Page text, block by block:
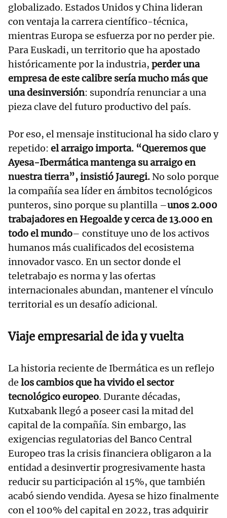
globalizado. Estados Unidos y China lideran
con ventaja la carrera científico-técnica,
mientras Europa se esfuerza por no perder pie.
Para Euskadi, un territorio que ha apostado
históricamente por la industria, perder una
empresa de este calibre sería mucho más que
una desinversión: supondría renunciar a una
pieza clave del futuro productivo del país.
Por eso, el mensaje institucional ha sido claro y
repetido: el arraigo importa. “Queremos que
Ayesa-Ibermática mantenga su arraigo en
nuestra tierra”, insistió Jauregi. No solo porque
la compañía sea líder en ámbitos tecnológicos
punteros, sino porque su plantilla –unos 2.000
trabajadores en Hegoalde y cerca de 13.000 en
todo el mundo– constituye uno de los activos
humanos más cualificados del ecosistema
innovador vasco. En un sector donde el
teletrabajo es norma y las ofertas
internacionales abundan, mantener el vínculo
territorial es un desafío adicional.
Viaje empresarial de ida y vuelta
La historia reciente de Ibermática es un reflejo
de los cambios que ha vivido el sector
tecnológico europeo. Durante décadas,
Kutxabank llegó a poseer casi la mitad del
capital de la compañía. Sin embargo, las
exigencias regulatorias del Banco Central
Europeo tras la crisis financiera obligaron a la
entidad a desinvertir progresivamente hasta
reducir su participación al 15%, que también
acabó siendo vendida. Ayesa se hizo finalmente
con el 100% del capital en 2022, tras adquirir